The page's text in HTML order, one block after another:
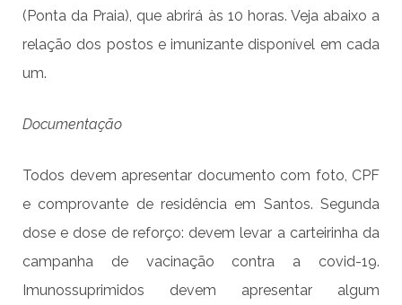
(Ponta da Praia), que abrirá às 10 horas. Veja abaixo a
relação dos postos e imunizante disponível em cada
um.
Documentação
Todos devem apresentar documento com foto, CPF
e comprovante de residência em Santos. Segunda
dose e dose de reforço: devem levar a carteirinha da
campanha de vacinação contra a covid-19.
Imunossuprimidos devem apresentar algum